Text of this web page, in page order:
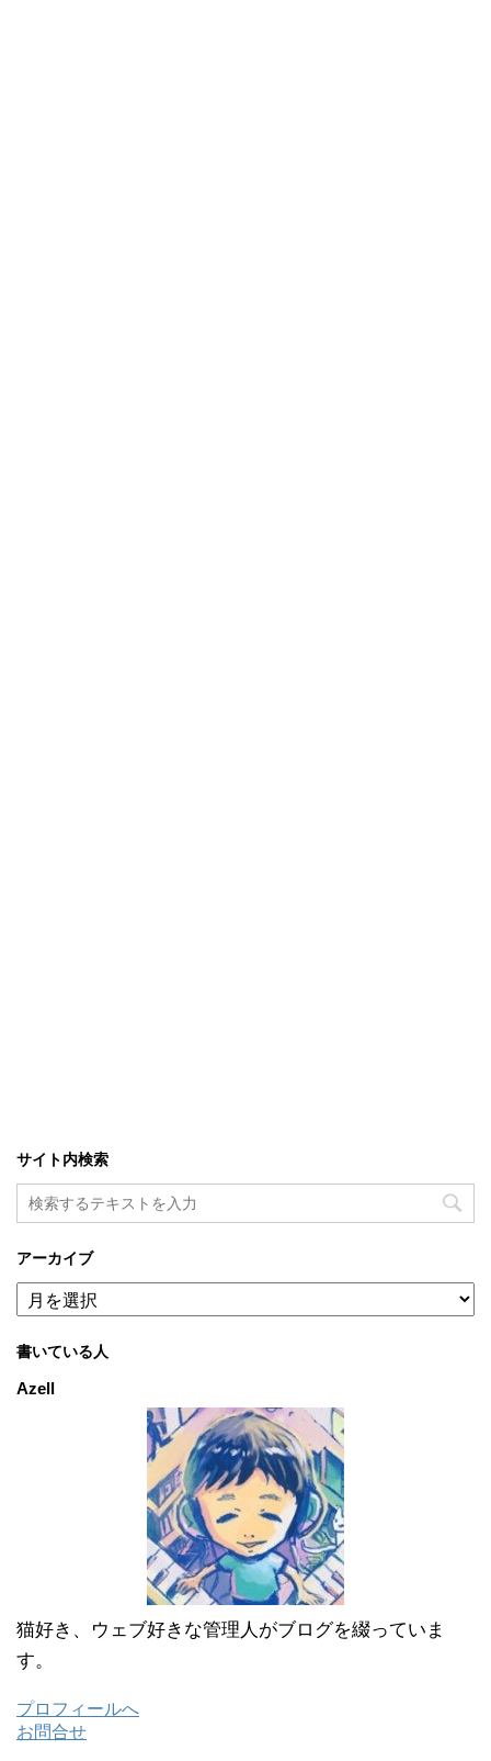
サイト内検索
アーカイブ
ア
ー
イ
ブ
書いている人
Azell
猫好き、ウェブ好きな管理人がブログを綴っていま
す。
プロフィールへ
お問合せ